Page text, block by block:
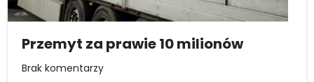
Przemyt za prawie 10 milionów
Brak komentarzy